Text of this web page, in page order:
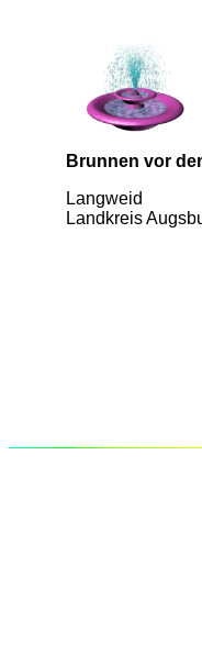
Brunnen vor
Langweid
Landkreis